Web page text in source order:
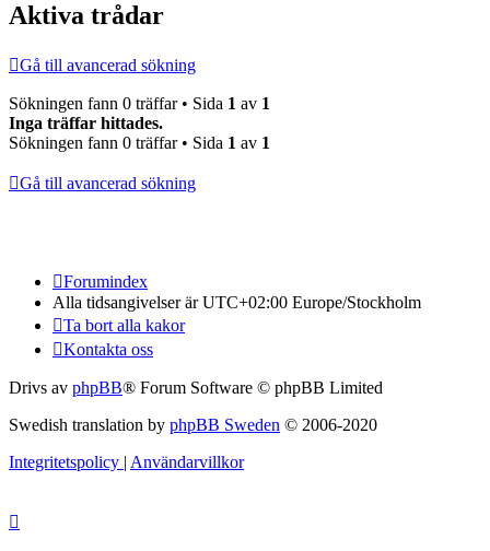
Aktiva trådar
Gå till avancerad sökning
Sökningen fann 0 träffar • Sida 1 av 1
Inga träffar hittades.
Sökningen fann 0 träffar • Sida 1 av 1
Gå till avancerad sökning
Forumindex
Alla tidsangivelser är UTC+02:00 Europe/Stockholm
Ta bort alla kakor
Kontakta oss
Drivs av phpBB® Forum Software © phpBB Limited
Swedish translation by phpBB Sweden © 2006-2020
Integritetspolicy | Användarvillkor